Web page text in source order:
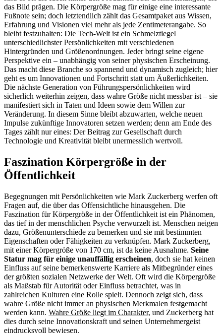
das Bild prägen. Die Körpergröße mag für einige eine interessante
Fußnote sein; doch letztendlich zählt das Gesamtpaket aus Wissen,
Erfahrung und Visionen viel mehr als jede Zentimeterangabe. So
bleibt festzuhalten: Die Tech-Welt ist ein Schmelztiegel
unterschiedlichster Persönlichkeiten mit verschiedenen
Hintergründen und Größenordnungen. Jeder bringt seine eigene
Perspektive ein – unabhängig von seiner physischen Erscheinung.
Das macht diese Branche so spannend und dynamisch zugleich; hier
geht es um Innovationen und Fortschritt statt um Äußerlichkeiten.
Die nächste Generation von Führungspersönlichkeiten wird
sicherlich weiterhin zeigen, dass wahre Größe nicht messbar ist – sie
manifestiert sich in Taten und Ideen sowie dem Willen zur
Veränderung. In diesem Sinne bleibt abzuwarten, welche neuen
Impulse zukünftige Innovatoren setzen werden; denn am Ende des
Tages zählt nur eines: Der Beitrag zur Gesellschaft durch
Technologie und Kreativität bleibt unermesslich wertvoll.
Faszination Körpergröße in der
Öffentlichkeit
Begegnungen mit Persönlichkeiten wie Mark Zuckerberg werfen oft
Fragen auf, die über das Offensichtliche hinausgehen. Die
Faszination für Körpergröße in der Öffentlichkeit ist ein Phänomen,
das tief in der menschlichen Psyche verwurzelt ist. Menschen neigen
dazu, Größenunterschiede zu bemerken und sie mit bestimmten
Eigenschaften oder Fähigkeiten zu verknüpfen. Mark Zuckerberg,
mit einer Körpergröße von 170 cm, ist da keine Ausnahme. Seine
Statur mag für einige unauffällig erscheinen, doch sie hat keinen
Einfluss auf seine bemerkenswerte Karriere als Mitbegründer eines
der größten sozialen Netzwerke der Welt. Oft wird die Körpergröße
als Maßstab für Autorität oder Einfluss betrachtet, was in
zahlreichen Kulturen eine Rolle spielt. Dennoch zeigt sich, dass
wahre Größe nicht immer an physischen Merkmalen festgemacht
werden kann. Wahre Größe liegt im Charakter, und Zuckerberg hat
dies durch seine Innovationskraft und seinen Unternehmergeist
eindrucksvoll bewiesen.